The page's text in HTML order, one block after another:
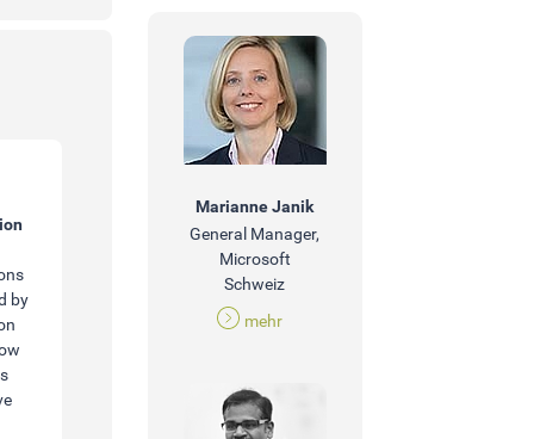
by
Marianne Janik
General Manager,
Microsoft
Schweiz
mehr